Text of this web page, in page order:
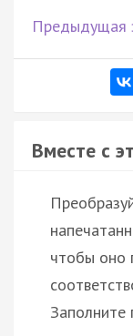
Предыдущая
Вместе с
чтобы оно
Заполните